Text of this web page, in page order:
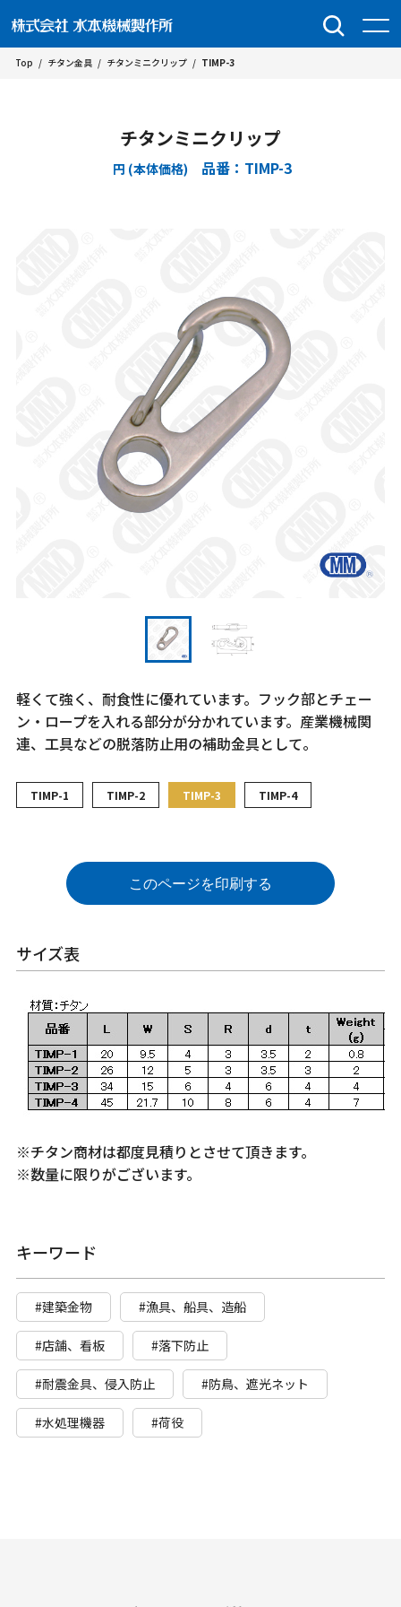
Top / チタン金具 / チタンミニクリップ / TIMP-3
チタンミニクリップ
円 (本体価格) 品番：TIMP-3
軽くて強く、耐食性に優れています。フック部とチェー
ン・ロープを入れる部分が分かれています。産業機械関
連、工具などの脱落防止用の補助金具として。
TIMP-1 TIMP-2 TIMP-3 TIMP-4
このページを印刷する
サイズ表
※チタン商材は都度見積りとさせて頂きます。
※数量に限りがございます。
キーワード
#建築金物 #漁具、船具、造船
#店舗、看板 #落下防止
#耐震金具、侵入防止 #防鳥、遮光ネット
#水処理機器 #荷役